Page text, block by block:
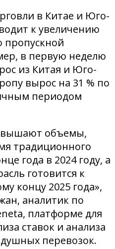
в Китае и Юго-
к увеличению
пропускной
в первую неделю
из Китая и Юго-
вырос на 31 % по
периодом
объемы,
традиционного
года в 2024 году, а
готовится к
концу 2025 года»,
аналитик по
платформе для
ставок и анализа
перевозок.